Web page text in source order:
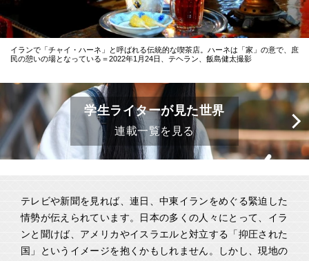
イランで「チャイ・ハーネ」と呼ばれる伝統的な喫茶店。ハーネは「家」の意で、庶
民の憩いの場となっている＝2022年1月24日、テヘラン、飯島健太撮影
学生ライターが見た世界
連載一覧を見る
テレビや新聞を見れば、連日、中東イランをめぐる緊迫した
情勢が伝えられています。日本の多くの人々にとって、イラ
ンと聞けば、アメリカやイスラエルと対立する「抑圧された
国」というイメージを抱くかもしれません。しかし、現地の